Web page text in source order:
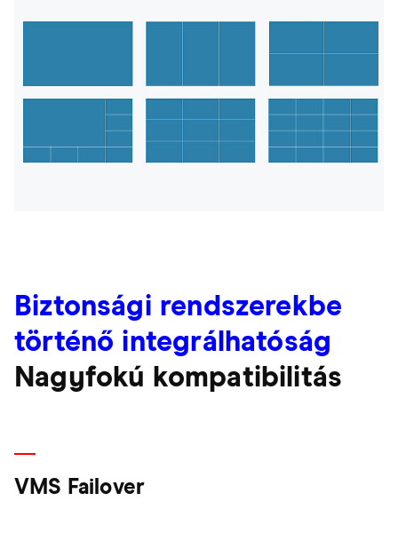
Biztonsági rendszerekbe
történő integrálhatóság
Nagyfokú kompatibilitás
VMS Failover